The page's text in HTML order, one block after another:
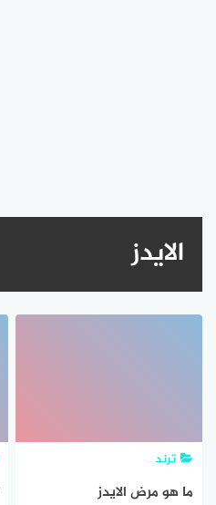
الايدز
ترند
ما هو مرض الايدز